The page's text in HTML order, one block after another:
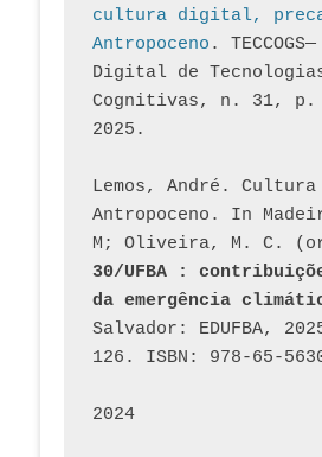
cultura digital,
Antropoceno .
Digital de
Cognitivas, n. 31, p.
2025.
Lemos, André.
Antropoceno. In
M; Oliveira, M. C.
30/UFBA :
da emergência
Salvador: EDUFBA,
126. ISBN: 978-65-
2024